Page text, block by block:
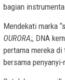
bagian
Mendekati marka
OURORA;, DNA
pertama mereka di
bersama penyanyi-